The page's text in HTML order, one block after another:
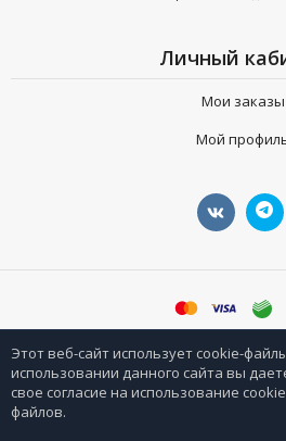
Личный
Мои заказы
Мой
©
Этот веб-сайт использует cookie-
использовании данного сайта вы
свое согласие на использование
файлов.